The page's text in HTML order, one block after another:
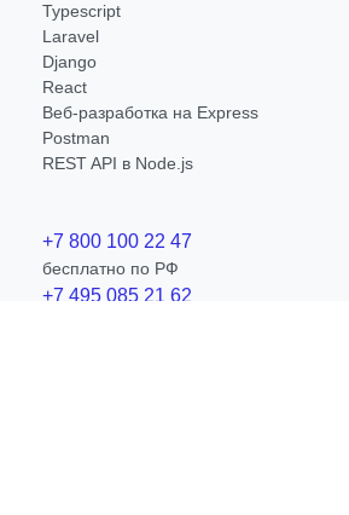
Typescript
Laravel
Django
React
Веб-разработка на Express
Postman
REST API в Node.js
+7 800 100 22 47
бесплатно по РФ
+7 495 085 21 62